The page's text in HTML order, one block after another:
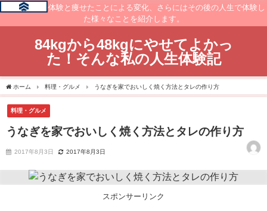
痩せるまでの体験と痩せたことによる変化、さらにはその後の人生で体験し
た様々なことを紹介します。
84kgから48kgにやせてよかっ
た！そんな私の人生体験記
ホーム 料理・グルメ うなぎを家でおいしく焼く方法とタレの作り方
料理・グルメ
うなぎを家でおいしく焼く方法とタレの作り方
2017年8月3日 2017年8月3日
スポンサーリンク